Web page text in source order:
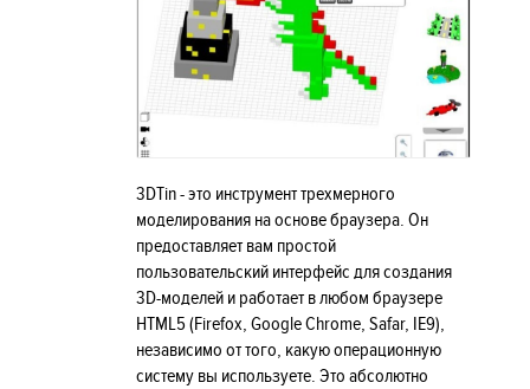
3DTin - это инструмент трехмерного
моделирования на основе браузера. Он
предоставляет вам простой
пользовательский интерфейс для создания
3D-моделей и работает в любом браузере
HTML5 (Firefox, Google Chrome, Safar, IE9),
независимо от того, какую операционную
систему вы используете. Это абсолютно